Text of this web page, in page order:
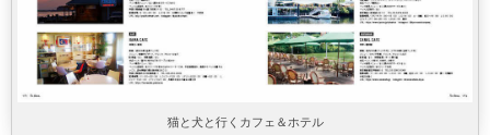
猫と犬と行くカフェ＆ホテル